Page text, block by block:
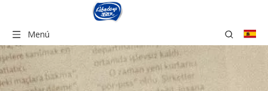
Menú